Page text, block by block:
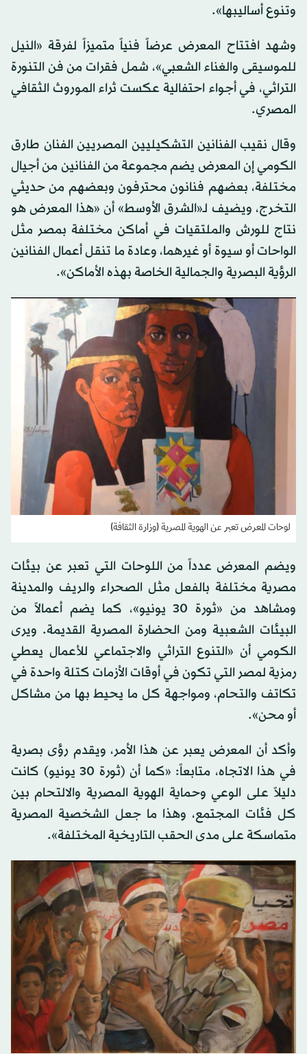
وتنوع أساليبها».
وشهد افتتاح المعرض عرضاً فنياً متميزاً لفرقة «النيل
للموسيقى والغناء الشعبي»، شمل فقرات من فن التنورة
التراثي، في أجواء احتفالية عكست ثراء الموروث الثقافي
المصري.
وقال نقيب الفنانين التشكيليين المصريين الفنان طارق
الكومي إن المعرض يضم مجموعة من الفنانين من أجيال
مختلفة، بعضهم فنانون محترفون وبعضهم من حديثي
التخرج، ويضيف لـ«الشرق الأوسط» أن «هذا المعرض هو
نتاج للورش والملتقيات في أماكن مختلفة بمصر مثل
الواحات أو سيوة أو غيرهما، وعادة ما تنقل أعمال الفنانين
الرؤية البصرية والجمالية الخاصة بهذه الأماكن».
لوحات المعرض تعبر عن الهوية المصرية (وزارة الثقافة)
ويضم المعرض عدداً من اللوحات التي تعبر عن بيئات
مصرية مختلفة بالفعل مثل الصحراء والريف والمدينة
ومشاهد من «ثورة 30 يونيو»، كما يضم أعمالاً من
البيئات الشعبية ومن الحضارة المصرية القديمة. ويرى
الكومي أن «التنوع التراثي والاجتماعي للأعمال يعطي
رمزية لمصر التي تكون في أوقات الأزمات كتلة واحدة في
تكاتف والتحام، ومواجهة كل ما يحيط بها من مشاكل
أو محن».
وأكد أن المعرض يعبر عن هذا الأمر، ويقدم رؤى بصرية
في هذا الاتجاه، متابعاً: «كما أن (ثورة 30 يونيو) كانت
دليلاً على الوعي وحماية الهوية المصرية والالتحام بين
كل فئات المجتمع، وهذا ما جعل الشخصية المصرية
متماسكة على مدى الحقب التاريخية المختلفة».